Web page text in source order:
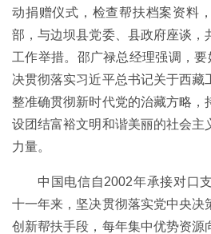
动捐赠仪式，检查帮扶档案资料
部，与边坝县党委、县政府座谈，
工作举措。邵广禄总经理强调，要
决贯彻落实习近平总书记关于西藏
整准确贯彻新时代党的治藏方略，
设团结富裕文明和谐美丽的社会主
力量。
中国电信自2002年承接对口
十一年来，坚决贯彻落实党中央决
创新帮扶手段，每年集中优势资源